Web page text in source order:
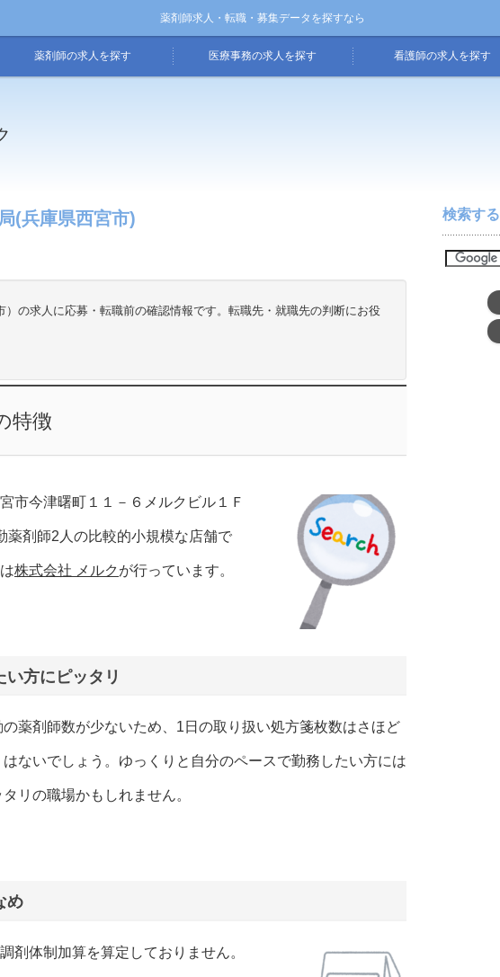
薬剤師求人・転職・募集データを探すなら
薬剤師の求人を探す 医療事務の求人を探す 看護師の求人を探す
(兵庫県西宮市)
）の求人に応募・転職前の確認情報です。転職先・就職先の判断にお役
特徴
市今津曙町１１－６メルクビル１Ｆ
薬剤師2人の比較的小規模な店舗で
株式会社 メルク が行っています。
い方にピッタリ
の薬剤師数が少ないため、1日の取り扱い処方箋枚数はさほど
はないでしょう。ゆっくりと自分のペースで勤務したい方には
タリの職場かもしれません。
め
剤体制加算を算定しておりません。
検索する